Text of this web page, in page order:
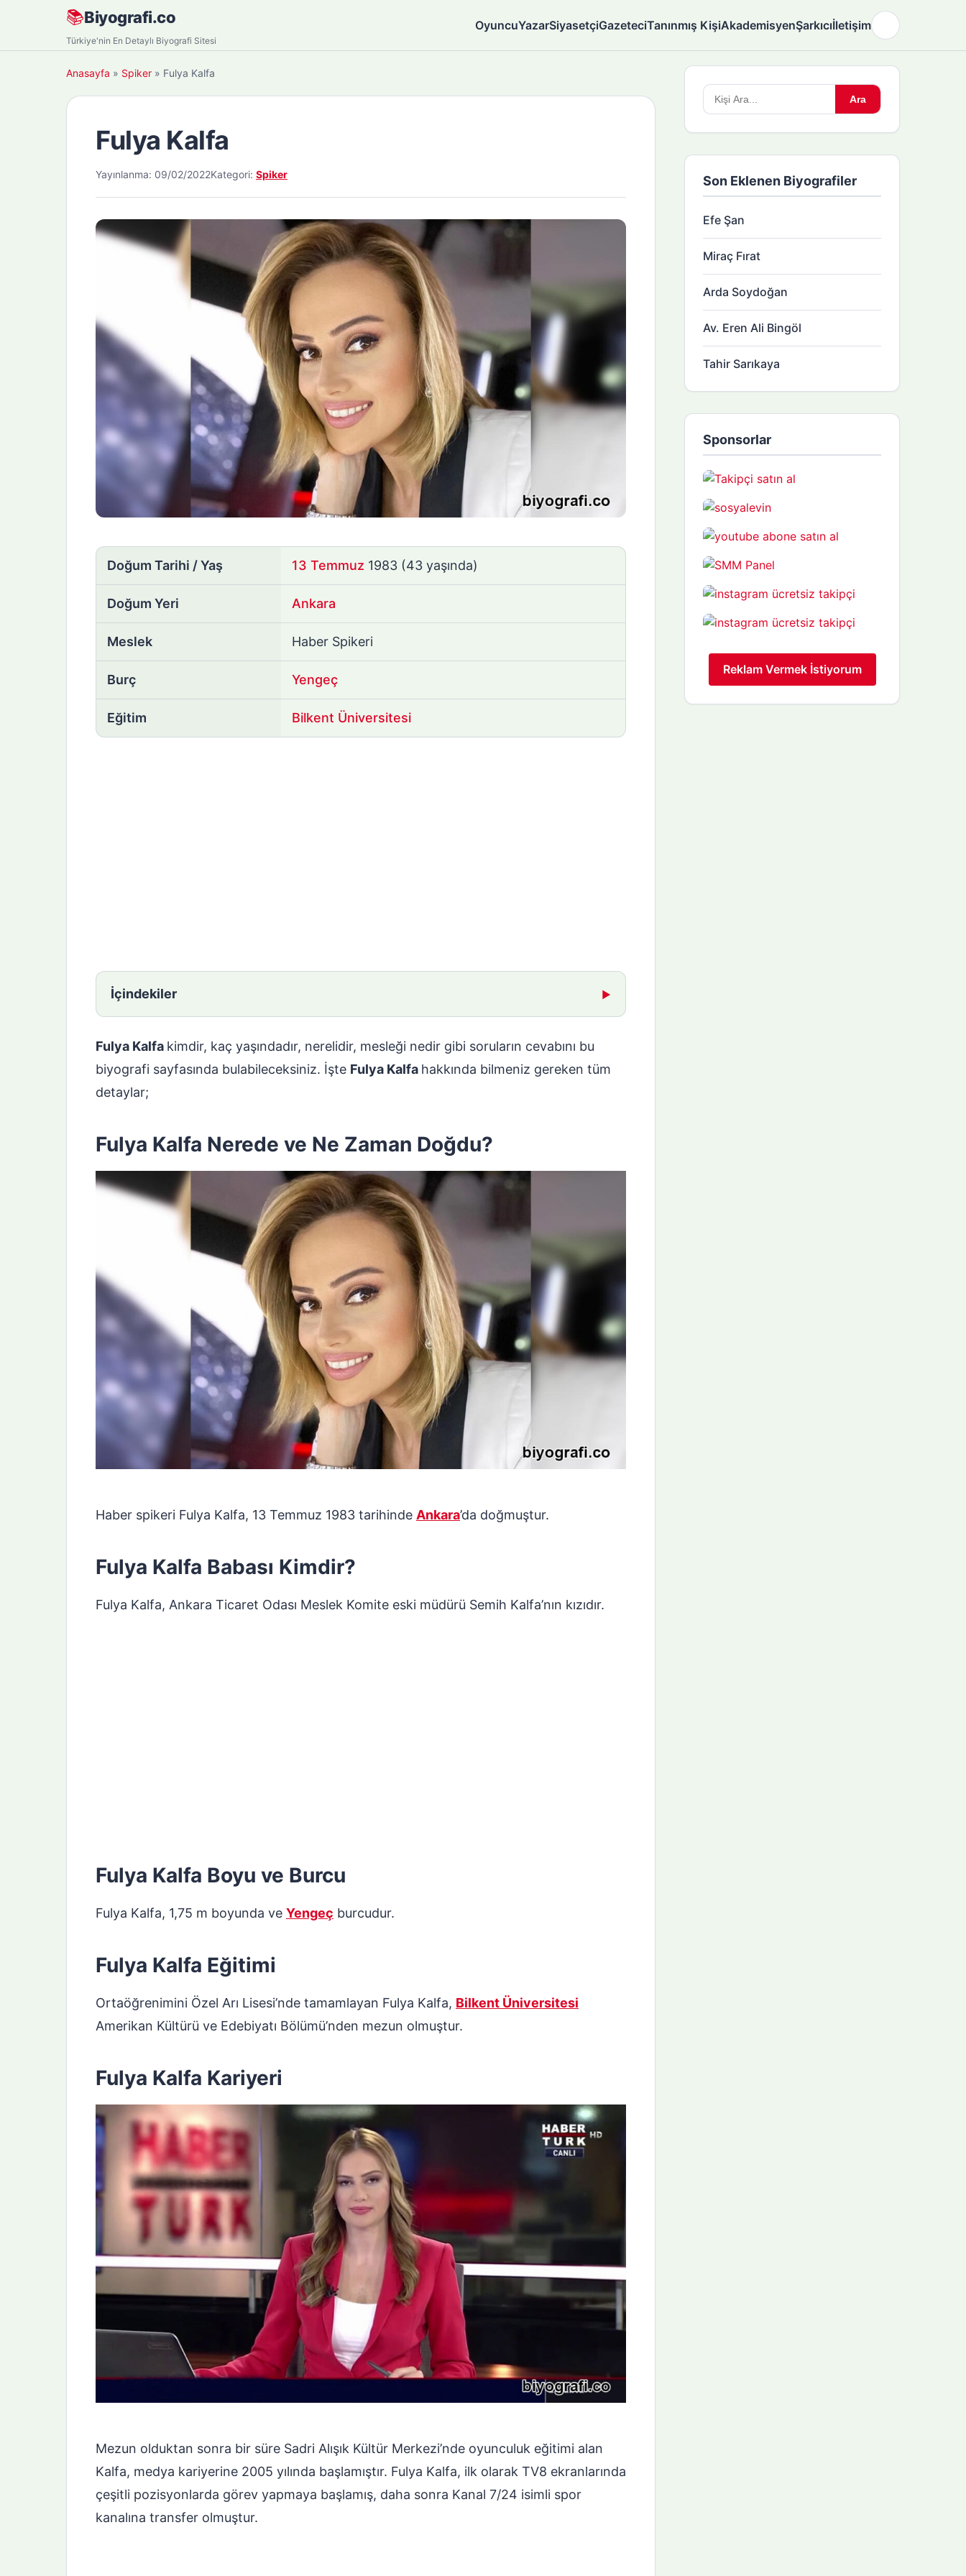
📚Biyografi.co
Türkiye'nin En Detaylı Biyografi Sitesi
OyuncuYazarSiyasetçiGazeteciTanınmış KişiAkademisyenŞarkıcıİletişim
Anasayfa » Spiker » Fulya Kalfa
Fulya Kalfa
Yayınlanma: 09/02/2022Kategori: Spiker
Doğum Tarihi / Yaş 13 Temmuz 1983 (43 yaşında)
Doğum Yeri Ankara
Meslek Haber Spikeri
Burç Yengeç
Eğitim Bilkent Üniversitesi
İçindekiler ▶
Fulya Kalfa kimdir, kaç yaşındadır, nerelidir, mesleği nedir gibi soruların cevabını bu
biyografi sayfasında bulabileceksiniz. İşte Fulya Kalfa hakkında bilmeniz gereken tüm
detaylar;
Fulya Kalfa Nerede ve Ne Zaman Doğdu?
Haber spikeri Fulya Kalfa, 13 Temmuz 1983 tarihinde Ankara’da doğmuştur.
Fulya Kalfa Babası Kimdir?
Fulya Kalfa, Ankara Ticaret Odası Meslek Komite eski müdürü Semih Kalfa’nın kızıdır.
Fulya Kalfa Boyu ve Burcu
Fulya Kalfa, 1,75 m boyunda ve Yengeç burcudur.
Fulya Kalfa Eğitimi
Ortaöğrenimini Özel Arı Lisesi’nde tamamlayan Fulya Kalfa, Bilkent Üniversitesi
Amerikan Kültürü ve Edebiyatı Bölümü’nden mezun olmuştur.
Fulya Kalfa Kariyeri
Mezun olduktan sonra bir süre Sadri Alışık Kültür Merkezi’nde oyunculuk eğitimi alan
Kalfa, medya kariyerine 2005 yılında başlamıştır. Fulya Kalfa, ilk olarak TV8 ekranlarında
çeşitli pozisyonlarda görev yapmaya başlamış, daha sonra Kanal 7/24 isimli spor
kanalına transfer olmuştur.
Arama
yapın:
Ara
Son Eklenen Biyografiler
Efe Şan
Miraç Fırat
Arda Soydoğan
Av. Eren Ali Bingöl
Tahir Sarıkaya
Sponsorlar
Reklam Vermek İstiyorum